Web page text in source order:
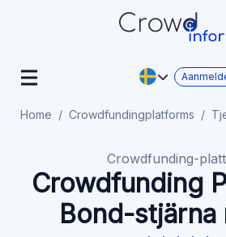
Home Crowdfundingplatforms
Crowdfunding-
Crowdfunding
Bond-stjärna